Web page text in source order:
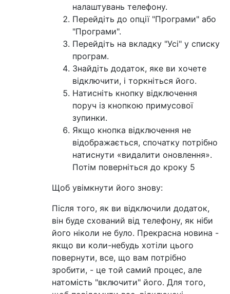
налаштувань телефону.
Перейдіть до опції "Програми" або
"Програми".
Перейдіть на вкладку "Усі" у списку
програм.
Знайдіть додаток, яке ви хочете
відключити, і торкніться його.
Натисніть кнопку відключення
поруч із кнопкою примусової
зупинки.
Якщо кнопка відключення не
відображається, спочатку потрібно
натиснути «видалити оновлення».
Потім поверніться до кроку 5
Щоб увімкнути його знову:
Після того, як ви відключили додаток,
він буде схований від телефону, як ніби
його ніколи не було. Прекрасна новина -
якщо ви коли-небудь хотіли цього
повернути, все, що вам потрібно
зробити, - це той самий процес, але
натомість "включити" його. Для того,